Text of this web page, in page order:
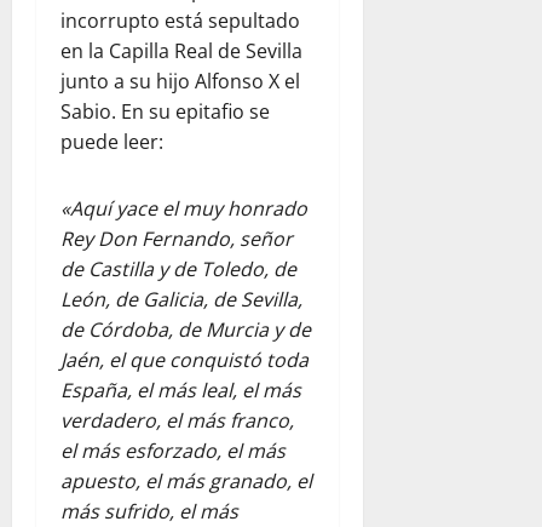
incorrupto está sepultado
en la Capilla Real de Sevilla
junto a su hijo Alfonso X el
Sabio. En su epitafio se
puede leer:
«Aquí yace el muy honrado
Rey Don Fernando, señor
de Castilla y de Toledo, de
León, de Galicia, de Sevilla,
de Córdoba, de Murcia y de
Jaén, el que conquistó toda
España, el más leal, el más
verdadero, el más franco,
el más esforzado, el más
apuesto, el más granado, el
más sufrido, el más